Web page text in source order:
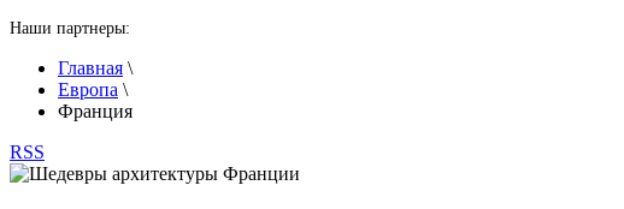
Наши партнеры:
Главная \
Европа \
Франция
RSS